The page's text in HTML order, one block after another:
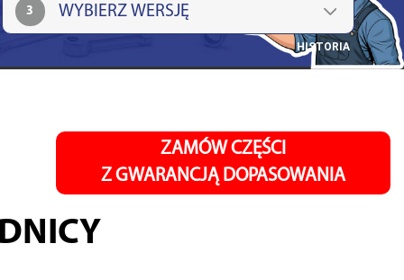
3
HISTORIA
ZAMÓW CZĘŚCI
Z GWARANCJĄ DOPASOWANIA